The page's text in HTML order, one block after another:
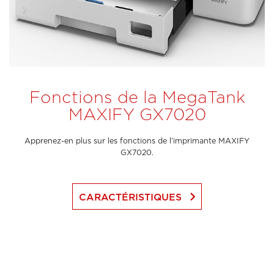
Fonctions de la MegaTank
MAXIFY GX7020
Apprenez-en plus sur les fonctions de l’imprimante MAXIFY
GX7020.
CARACTÉRISTIQUES keyboard_arrow_right